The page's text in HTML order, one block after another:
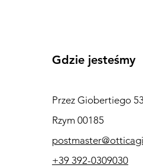
Gdzie jesteśmy
Przez Giobertiego
Rzym 00185
+39 392-0309030